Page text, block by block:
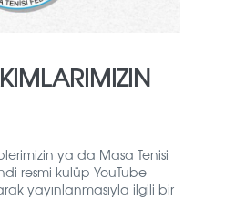
ya da Masa Tenisi
resmi kulüp YouTube
yayınlanmasıyla ilgili bir